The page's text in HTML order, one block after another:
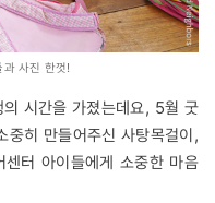
사진 한껏!
시간을 가졌는데요, 5월 굿
중히 만들어주신 사탕목걸이,
터 아이들에게 소중한 마음